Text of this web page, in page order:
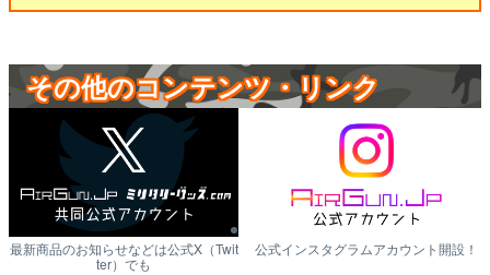
その他のコンテンツ・リンク
最新商品のお知らせなどは公式X（Twit
ter）でも
公式インスタグラムアカウント開設！